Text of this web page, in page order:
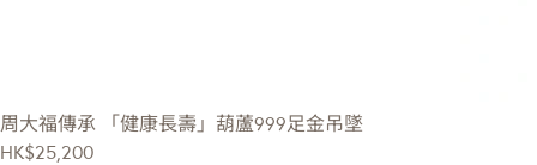
周大福傳承
「健康長壽」葫蘆999足金吊墜
HK$25,200